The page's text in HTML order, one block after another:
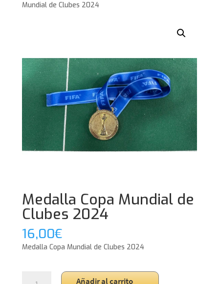
Mundial de Clubes 2024
Medalla Copa Mundial de
Clubes 2024
16,00€
Medalla Copa Mundial de Clubes 2024
Añadir al carrito